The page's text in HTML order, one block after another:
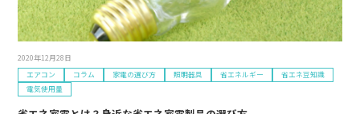
2020年12月28日
エアコン
コラム 家電の選び方 照明器具 省エネルギー
省エネ豆知識
電気使用量